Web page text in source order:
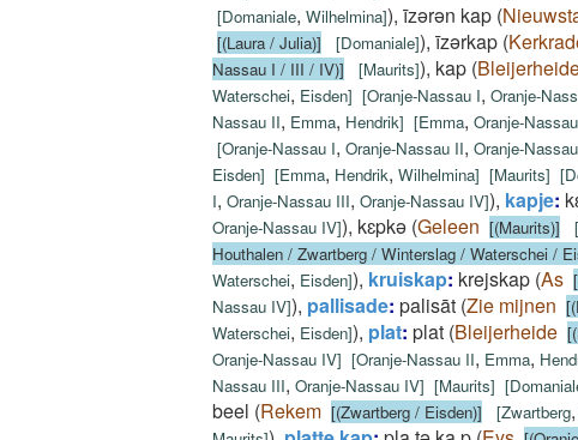
[Domaniale, Wilhelmina]), īzǝrǝn kap (
[(Laura / Julia)] [Domaniale]), īzǝrkap (
Nassau I / III / IV)]
[Maurits]), kap (
Waterschei, Eisden] [Oranje-Nassau I, Oranje-
Nassau II, Emma, Hendrik] [Emma, Oranje-
[Oranje-Nassau I, Oranje-Nassau II, Oranje-
Eisden] [Emma, Hendrik, Wilhelmina] [Maurits] [
I, Oranje-Nassau III, Oranje-Nassau IV]), kapje:
Oranje-Nassau IV]), kɛpkǝ (Geleen [(Maurits)] [
Houthalen / Zwartberg / Winterslag / Waterschei /
Waterschei, Eisden]), kruiskap: krejskap (As
Nassau IV]), pallisade: palisāt (Zie mijnen
Waterschei, Eisden]), plat: plat (Bleijerheide
Oranje-Nassau IV] [Oranje-Nassau II, Emma,
Nassau III, Oranje-Nassau IV] [Maurits] [
beel (Rekem [(Zwartberg / Eisden)] [Zwartberg,